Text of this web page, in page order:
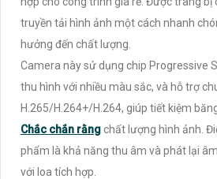
truyền tải hình ảnh một cách nhanh
hưởng đến chất lượng.
Camera này sử dụng chip Progressive
thu hình với nhiều màu sắc, và hỗ trợ
H.265/H.264+/H.264, giúp tiết kiệm
Chắc chắn rằngchất lượng hình ảnh.
phẩm là khả năng thu âm và phát lại
với loa tích hợp.